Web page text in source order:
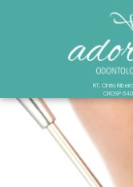
RT.: Cíntia
CROSP